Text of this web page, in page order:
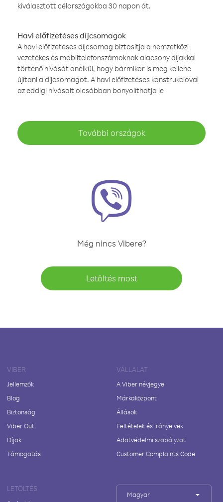
kiválasztott célországokba 30 napon át.
Havi előfizetéses díjcsomagok
A havi előfizetéses díjcsomag biztosítja a nemzetközi
vezetékes és mobiltelefonszámoknak alacsony díjakkal
történő hívását anélkül, hogy bármikor is meg kellene
újítani a díjcsomagot. A havi előfizetéses konstrukcióval
az eddigi hívásait olcsóbban bonyolíthatja le
További országok
Még nincs Vibere?
Letöltés most
VIBER
Jellemzők
Blog
Biztonság
Viber Out
Díjak
Támogatás
VÁLLALAT
A Viber névjegye
Márkaközpont
Állások
Feltételek és irányelvek
Adatvédelmi szabályzat
Customer Complaints Code
LETÖLTÉS
Magyar